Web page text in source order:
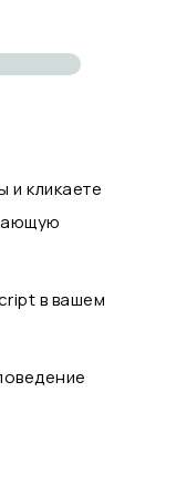
и кликаете
в вашем